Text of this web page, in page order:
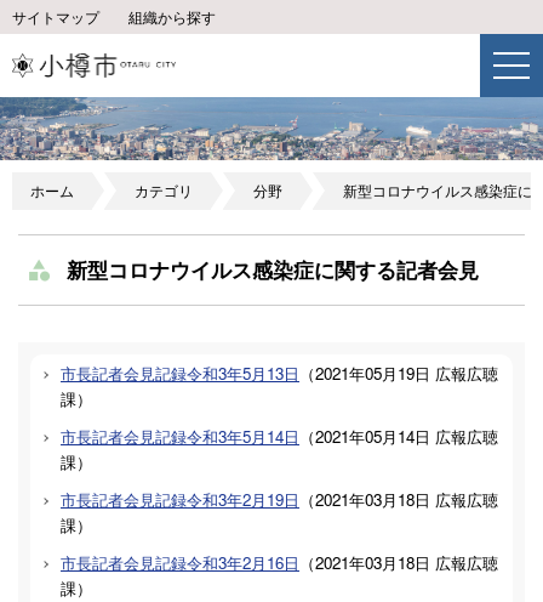
サイトマップ 組織から探す
ホーム カテゴリ 分野 新型コロナウイルス感染症に
新型コロナウイルス感染症に関する記者会見
市長記者会見記録令和3年5月13日 （2021年05月19日 広報広聴
課）
市長記者会見記録令和3年5月14日 （2021年05月14日 広報広聴
課）
市長記者会見記録令和3年2月19日 （2021年03月18日 広報広聴
課）
市長記者会見記録令和3年2月16日 （2021年03月18日 広報広聴
課）